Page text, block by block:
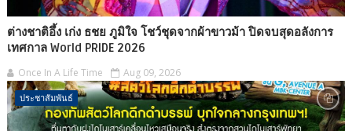
ต่างชาติอึ้ง เก่ง ธชย ภูมิใจ โชว์ชุดจากผ้าขาวม้า ปิดจบสุดอลังการ
เทศกาล World PRIDE 2026
Once In A Life Time Aug 09, 2026
ประชาสัมพันธ์